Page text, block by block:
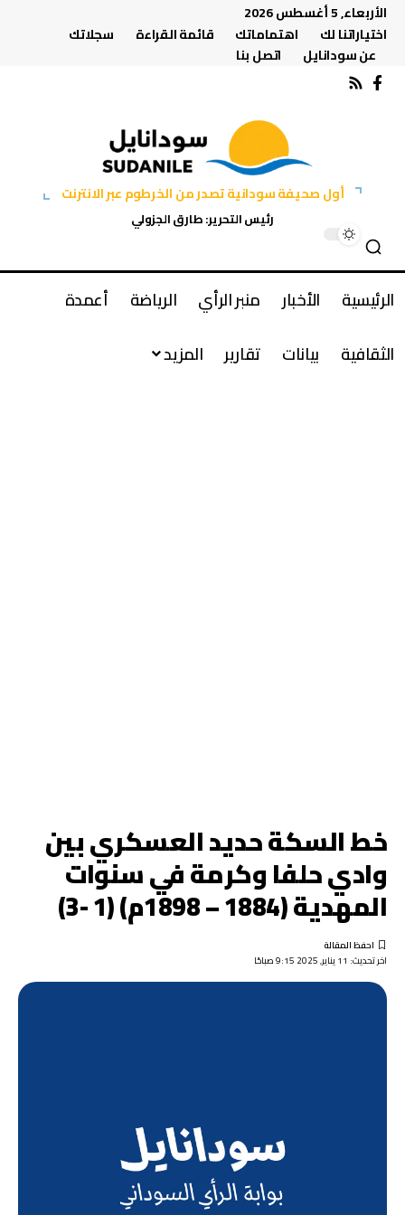
الأربعاء, 5 أغسطس 2026
اختياراتنا لك
اهتماماتك قائمة القراءة
سجلاتك
عن سودانايل
اتصل بنا
أول صحيفة سودانية تصدر من الخرطوم عبر الانترنت
رئيس التحرير: طارق الجزولي
الرئيسية الأخبار منبر الرأي الرياضة
أعمدة
الثقافية
بيانات تقارير المزيد
خط السكة حديد العسكري بين
وادي حلفا وكرمة في سنوات
المهدية (1884 – 1898م) (1 -3)
اخر تحديث: 11 يناير, 2025 9:15 صباحًا